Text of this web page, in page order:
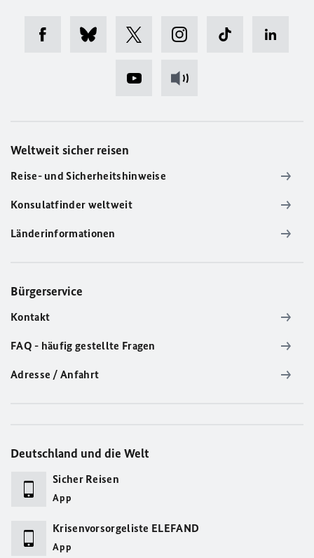
Weltweit sicher reisen
Reise- und Sicherheitshinweise
Konsulatfinder weltweit
Länderinformationen
Bürgerservice
Kontakt
FAQ - häufig gestellte Fragen
Adresse / Anfahrt
Deutschland und die Welt
Sicher Reisen
App
Krisenvorsorgeliste ELEFAND
App